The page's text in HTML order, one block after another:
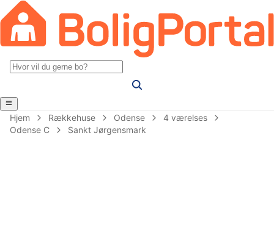
Hjem Rækkehuse Odense
4 værelses
Odense C
Sankt Jørgensmark